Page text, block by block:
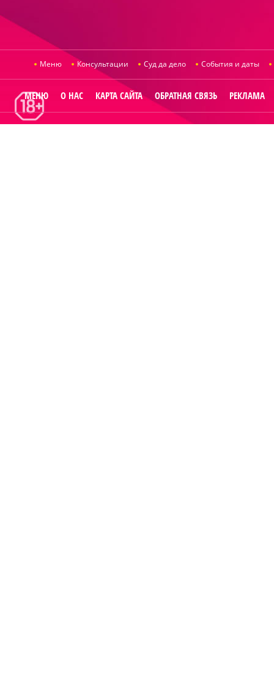
Меню Консультации Суд да дело События и даты
МЕНЮ О НАС КАРТА САЙТА ОБРАТНАЯ СВЯЗЬ РЕКЛАМА